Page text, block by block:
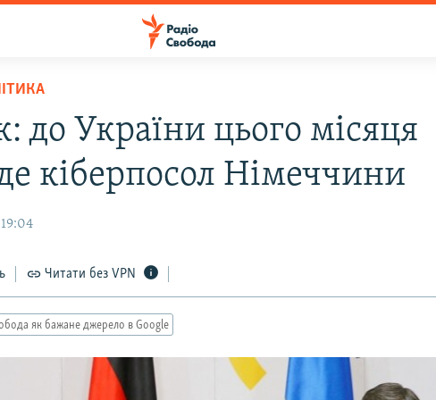
до України цього місяця
кіберпосол Німеччини
Читати без VPN
як бажане джерело в Google